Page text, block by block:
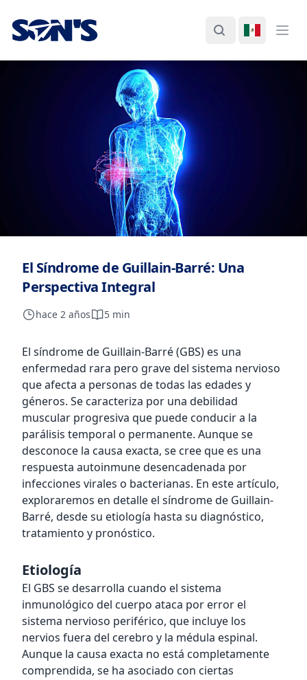
Laboratorios Química Son's
BuscarCambiar
El Síndrome de Guillain-Barré: Una
Perspectiva Integral
hace 2 años 5 min
El síndrome de Guillain-Barré (GBS) es una
enfermedad rara pero grave del sistema nervioso
que afecta a personas de todas las edades y
géneros. Se caracteriza por una debilidad
muscular progresiva que puede conducir a la
parálisis temporal o permanente. Aunque se
desconoce la causa exacta, se cree que es una
respuesta autoinmune desencadenada por
infecciones virales o bacterianas. En este artículo,
exploraremos en detalle el síndrome de Guillain-
Barré, desde su etiología hasta su diagnóstico,
tratamiento y pronóstico.
Etiología
El GBS se desarrolla cuando el sistema
inmunológico del cuerpo ataca por error el
sistema nervioso periférico, que incluye los
nervios fuera del cerebro y la médula espinal.
Aunque la causa exacta no está completamente
comprendida, se ha asociado con ciertas